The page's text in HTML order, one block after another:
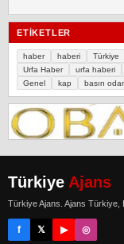
ETIKETLER
haber haberi Türkiye
Urfa Haber
urfa haberi
Genel
kap basın
Türkiye Ajans
Türkiye Ajans. Ajans Türkiye,
f 𝕏 ▶ ◎